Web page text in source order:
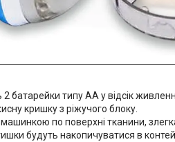
2 батарейки типу AA у відсік
кришку з ріжучого блоку.
машинкою по поверхні тканини,
будуть накопичуватися в